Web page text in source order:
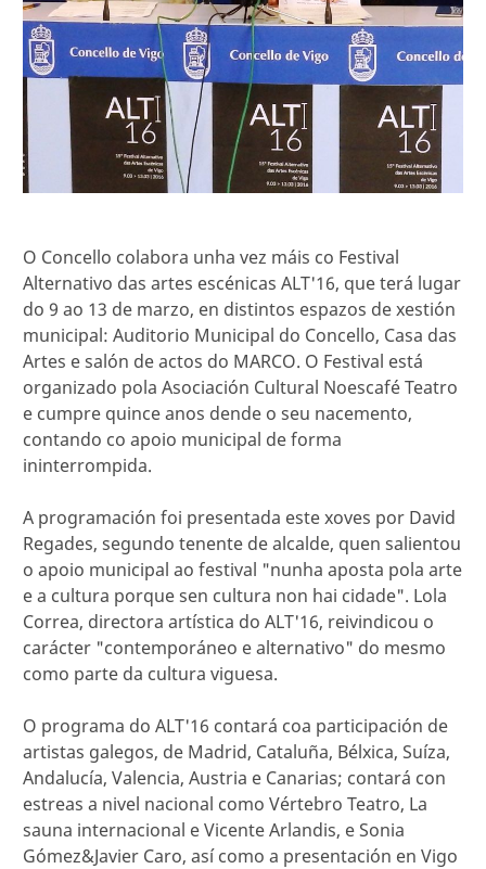
O Concello colabora unha vez máis co Festival
Alternativo das artes escénicas ALT'16, que terá lugar
do 9 ao 13 de marzo, en distintos espazos de xestión
municipal: Auditorio Municipal do Concello, Casa das
Artes e salón de actos do MARCO. O Festival está
organizado pola Asociación Cultural Noescafé Teatro
e cumpre quince anos dende o seu nacemento,
contando co apoio municipal de forma
ininterrompida.
A programación foi presentada este xoves por David
Regades, segundo tenente de alcalde, quen salientou
o apoio municipal ao festival "nunha aposta pola arte
e a cultura porque sen cultura non hai cidade". Lola
Correa, directora artística do ALT'16, reivindicou o
carácter "contemporáneo e alternativo" do mesmo
como parte da cultura viguesa.
O programa do ALT'16 contará coa participación de
artistas galegos, de Madrid, Cataluña, Bélxica, Suíza,
Andalucía, Valencia, Austria e Canarias; contará con
estreas a nivel nacional como Vértebro Teatro, La
sauna internacional e Vicente Arlandis, e Sonia
Gómez&Javier Caro, así como a presentación en Vigo